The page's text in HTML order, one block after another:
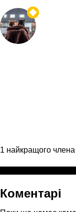
1 найкращого члена
Коментарі